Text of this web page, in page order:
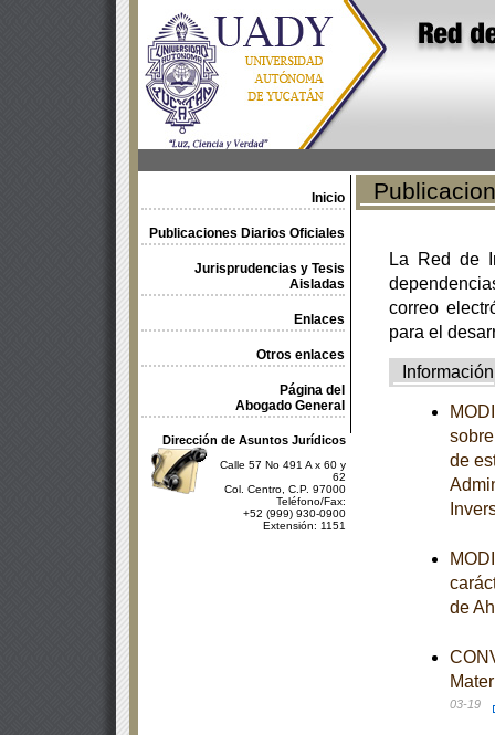
Inicio
Publicaciones Diarios Oficiales
Jurisprudencias y Tesis
Aisladas
Enlaces
Otros enlaces
Página del
Abogado General
Dirección de Asuntos Jurídicos
Calle 57 No 491 A x 60 y
62
Col. Centro, C.P. 97000
Teléfono/Fax:
+52 (999) 930-0900
Extensión: 1151
La Red de
correo
para el
Información
de
de
03-19